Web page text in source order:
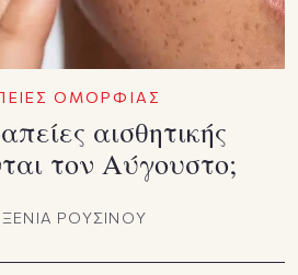
ΟΜΟΡΦΙΑΣ
αισθητικής
τον Αύγουστο;
ΞΕΝΙΑ ΡΟΥΣΙΝΟΥ